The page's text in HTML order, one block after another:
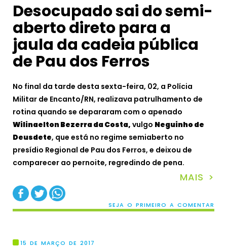
t
i
Desocupado sai do semi-
aberto direto para a
jaula da cadeia pública
de Pau dos Ferros
No final da tarde desta sexta-feira, 02, a Polícia
Militar de Encanto/RN, realizava patrulhamento de
rotina quando se depararam com o apenado
Wilinaelton Bezerra da Costa, vulgo Neguinho de
Deusdete, que está no regime semiaberto no
presídio Regional de Pau dos Ferros, e deixou de
comparecer ao pernoite, regredindo de pena.
MAIS >
SEJA O PRIMEIRO A COMENTAR
15 DE MARÇO DE 2017